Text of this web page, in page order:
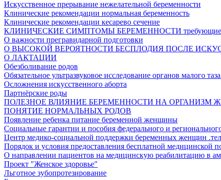
Искусственное прерывание нежелательной беременности
Клинические рекомендации нормальная беременность
Клинические рекомендации кесарево сечение
КЛИНИЧЕСКИЕ СИМПТОМЫ БЕРЕМЕННОСТИ требующие не
О важности прегравидарной подготовки
О ВЫСОКОЙ ВЕРОЯТНОСТИ БЕСПЛОДИЯ ПОСЛЕ
О ЛАКТАЦИИ
Обезболивание родов
Обязательное ультразвуковое исследование органов малого
Осложнения искусственного аборта
Партнёрские роды
ПОЛЕЗНОЕ ВЛИЯНИЕ БЕРЕМЕННОСТИ НА ОРГАНИЗМ
ПОНЯТИЕ НОРМАЛЬНЫХ РОДОВ
Появление ребенка питание беременной женщины
Социальные гарантии и пособия федерального и
Центр медико-социальной поддержки беременных женщин
Порядок и условия предоставления бесплатной медицинской
О направлении пациентов на медицинскую реабилитацию в
Проект "Женское здоровье"
Льготное зубопротезирование